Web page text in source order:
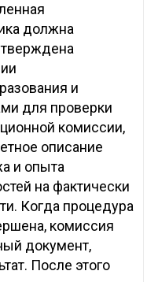
должна
и
для проверки
комиссии,
описание
и опыта
на фактически
Когда процедура
комиссия
документ,
После этого